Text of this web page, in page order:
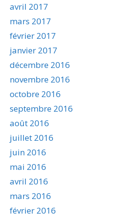
avril 2017
mars 2017
février 2017
janvier 2017
décembre 2016
novembre 2016
octobre 2016
septembre 2016
août 2016
juillet 2016
juin 2016
mai 2016
avril 2016
mars 2016
février 2016